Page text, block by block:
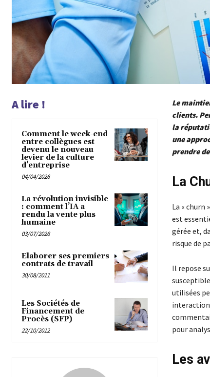
A lire !
Comment le week-end
entre collègues est
devenu le nouveau
levier de la culture
d’entreprise
04/04/2026
La révolution invisible
: comment l’IA a
rendu la vente plus
humaine
03/07/2026
Elaborer ses premiers
contrats de travail
30/08/2011
Les Sociétés de
Financement de
Procès (SFP)
22/10/2012
Le
clients.
la
une
prendre
La
La « churn
est
gérée et,
risque de
Il repose
utilisées
pour
Les